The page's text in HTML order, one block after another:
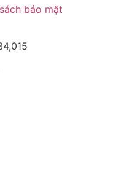
bảo mật